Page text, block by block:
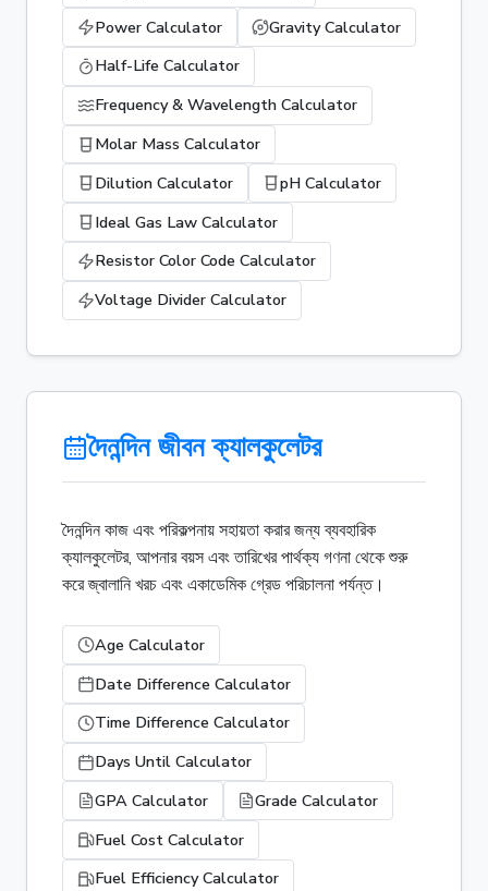
Power Calculator
Gravity Calculator
Half-Life Calculator
Frequency & Wavelength Calculator
Molar Mass Calculator
Dilution Calculator
pH Calculator
Ideal Gas Law Calculator
Resistor Color Code Calculator
Voltage Divider Calculator
দৈনন্দিন জীবন ক্যালকুলেটর
দৈনন্দিন কাজ এবং পরিকল্পনায় সহায়তা করার জন্য ব্যবহারিক
ক্যালকুলেটর, আপনার বয়স এবং তারিখের পার্থক্য গণনা থেকে শুরু
করে জ্বালানি খরচ এবং একাডেমিক গ্রেড পরিচালনা পর্যন্ত।
Age Calculator
Date Difference Calculator
Time Difference Calculator
Days Until Calculator
GPA Calculator
Grade Calculator
Fuel Cost Calculator
Fuel Efficiency Calculator